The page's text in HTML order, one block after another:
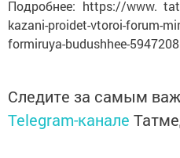
Подробнее: https://www.
kazani-proidet-vtoroi-forum-
formiruya-budushhee-5947208
Следите за самым
Telegram-канале